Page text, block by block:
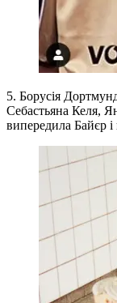
5. Борусія
Себастьяна Келя,
випередила Байєр